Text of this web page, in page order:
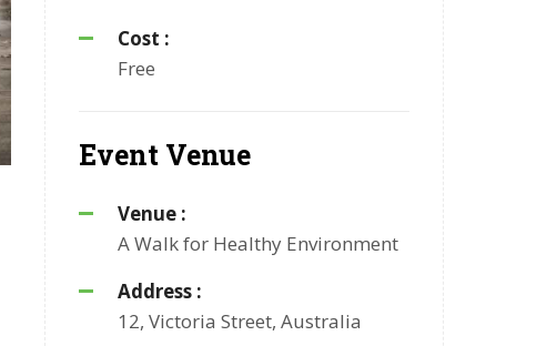
Cost :
Free
Event Venue
Venue :
A Walk for Healthy Environment
Address :
12, Victoria Street, Australia